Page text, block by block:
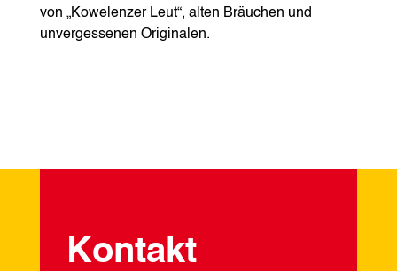
von „Kowelenzer Leut“, alten Bräuchen und
unvergessenen Originalen.
Kontakt